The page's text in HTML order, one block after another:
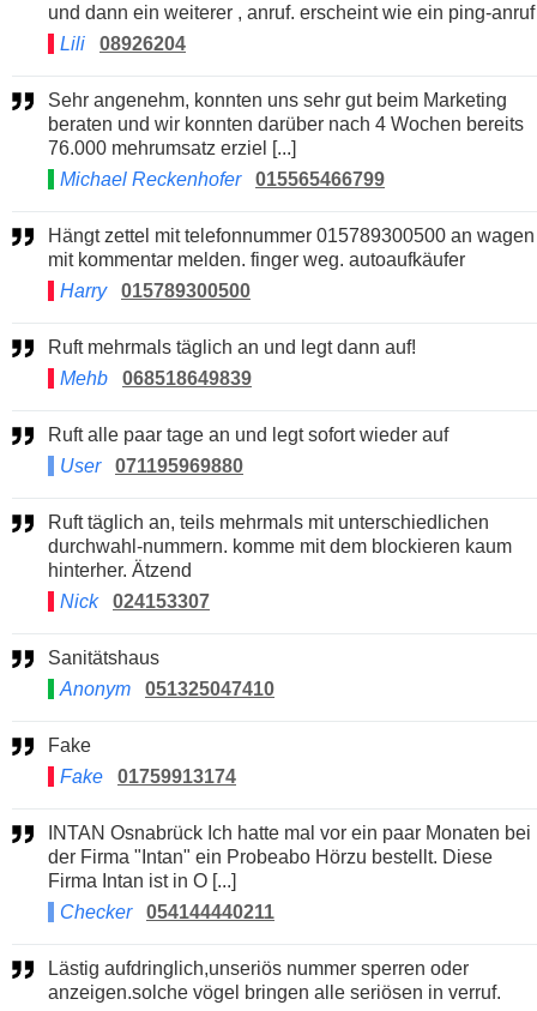
und dann ein weiterer , anruf. erscheint wie ein ping-anruf
Lili
08926204
Sehr angenehm, konnten uns sehr gut beim Marketing
beraten und wir konnten darüber nach 4 Wochen bereits
76.000 mehrumsatz erziel [...]
Michael Reckenhofer
015565466799
Hängt zettel mit telefonnummer 015789300500 an wagen
mit kommentar melden. finger weg. autoaufkäufer
Harry
015789300500
Ruft mehrmals täglich an und legt dann auf!
Mehb
068518649839
Ruft alle paar tage an und legt sofort wieder auf
User
071195969880
Ruft täglich an, teils mehrmals mit unterschiedlichen
durchwahl-nummern. komme mit dem blockieren kaum
hinterher. Ätzend
Nick
024153307
Sanitätshaus
Anonym
051325047410
Fake
Fake
01759913174
der Firma "Intan" ein Probeabo Hörzu bestellt. Diese
Firma Intan ist in O [...]
Checker
054144440211
Lästig aufdringlich,unseriös nummer sperren oder
anzeigen.solche vögel bringen alle seriösen in verruf.